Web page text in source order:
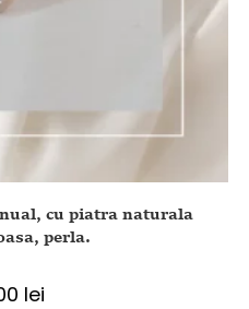
cu piatra naturala
perla.
lei